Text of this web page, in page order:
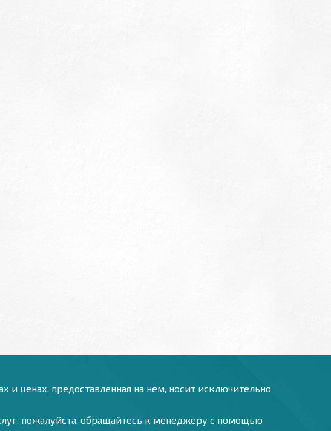
ценах, предоставленная на нём, носит исключительно
пожалуйста, обращайтесь к менеджеру с помощью